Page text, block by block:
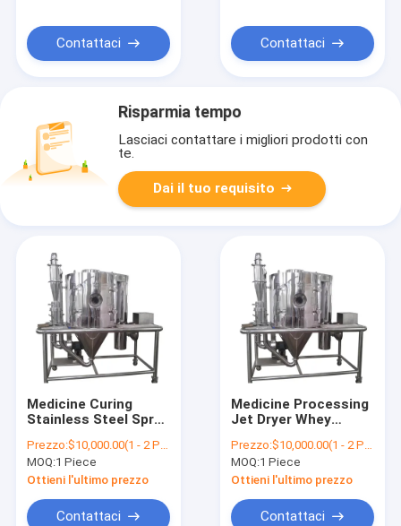
Contattaci
PowderContattaci
Risparmia tempo
Lasciaci contattare i migliori prodotti con
te.
Dai il tuo requisito
Medicine Curing
Stainless Steel Spray
Glucose Powder
Centrifugal Spray
Drying Machine
Prezzo:$10,000.00(1 - 2 Pieces) $9,500.00(>=3 Pieces)
MOQ:1 Piece
Ottieni l'ultimo prezzo
Contattaci
Medicine Processing
Jet Dryer Whey
Drying Machine
Plasma Protein
Centrifugal Spray
Dryers
Prezzo:$10,000.00(1 - 2 Pieces) $9,500.00(>=3 Pieces)
MOQ:1 Piece
Ottieni l'ultimo prezzo
Contattaci